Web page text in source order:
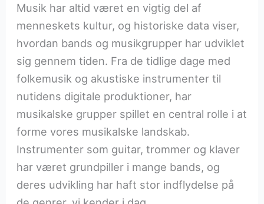
Musik har altid været en vigtig del af
menneskets kultur, og historiske data viser,
hvordan bands og musikgrupper har udviklet
sig gennem tiden. Fra de tidlige dage med
folkemusik og akustiske instrumenter til
nutidens digitale produktioner, har
musikalske grupper spillet en central rolle i at
forme vores musikalske landskab.
Instrumenter som guitar, trommer og klaver
har været grundpiller i mange bands, og
deres udvikling har haft stor indflydelse på